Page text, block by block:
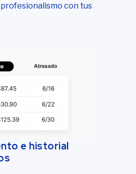
con tus
e historial